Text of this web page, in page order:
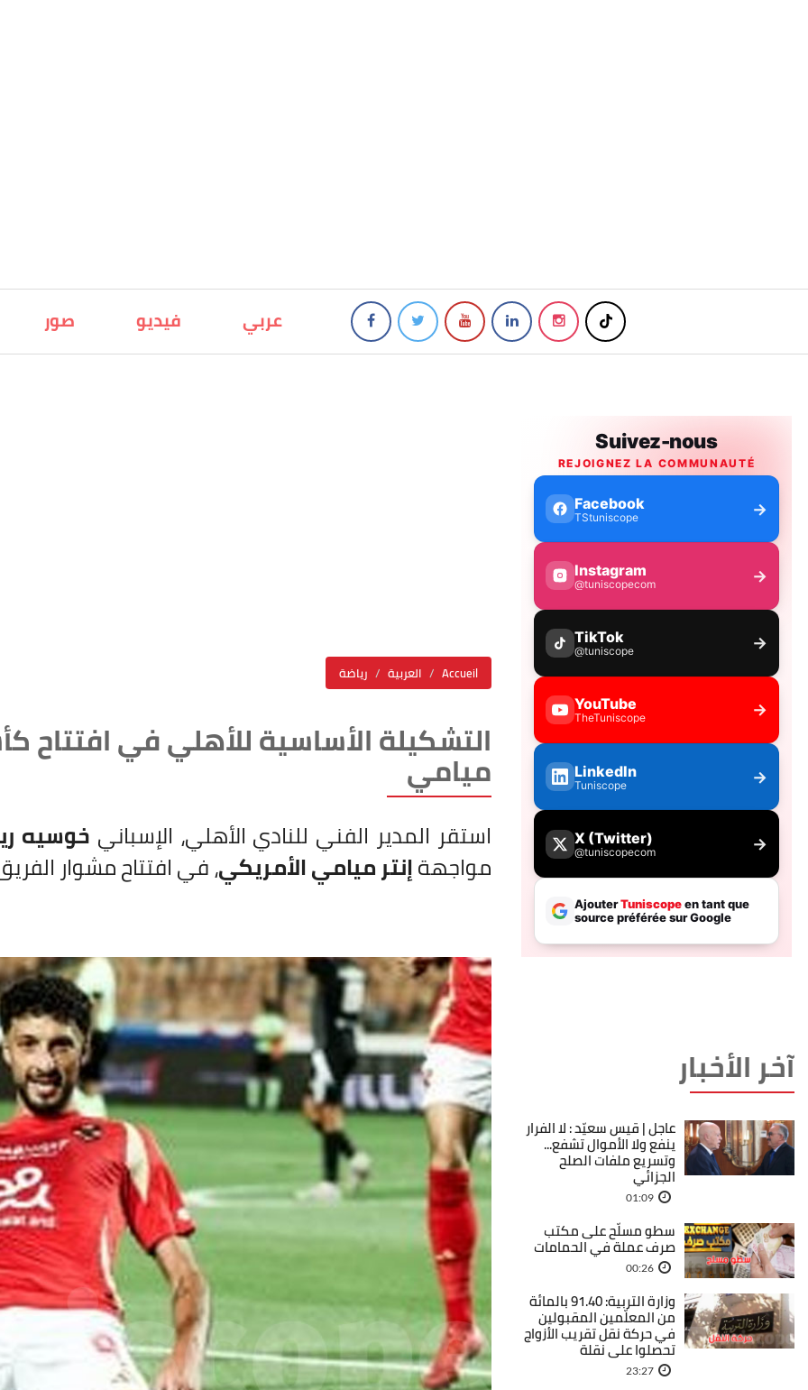
صور فيديو عربي
رياضة العربية Accueil
التشكيلة الأساسية للأهلي في افتتاح
ميامي
استقر المدير الفني للنادي الأهلي، الإسباني خوسيه
مواجهةإنتر ميامي الأمريكي، في افتتاح مشوار
آخر الأخبار
عاجل | قيس سعيّد : لا الفرار
ينفع ولا الأموال تشفع...
وتسريع ملفات الصلح
الجزائي
01:09
سطو مسلّح على مكتب
صرف عملة في الحمامات
00:26
وزارة التربية: 91.40 بالمائة
من المعلّمين المقبولين
في حركة نقل تقريب الأزواج
تحصلوا على نقلة
23:27